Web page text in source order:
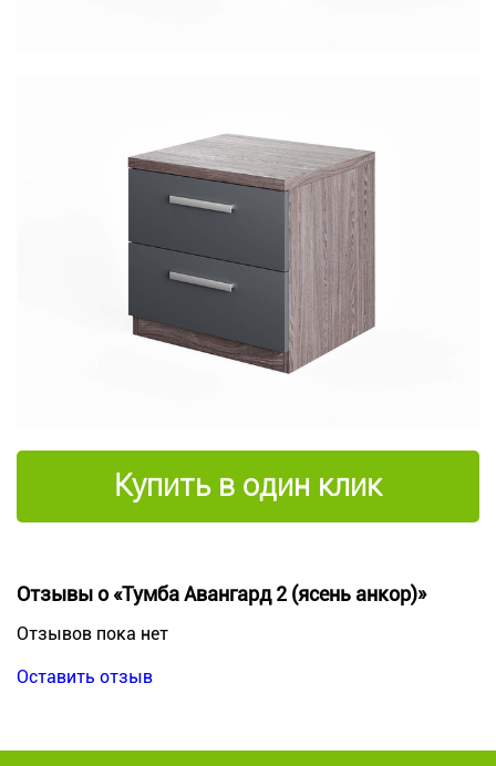
Купить в один клик
Отзывы о «Тумба Авангард 2 (ясень анкор)»
Отзывов пока нет
Оставить отзыв